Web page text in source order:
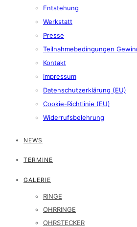
Entstehung
Werkstatt
Presse
Teilnahmebedingungen
Kontakt
Impressum
Datenschutzerklärung (EU)
Cookie-Richtlinie (EU)
Widerrufsbelehrung
NEWS
TERMINE
GALERIE
RINGE
OHRRINGE
OHRSTECKER